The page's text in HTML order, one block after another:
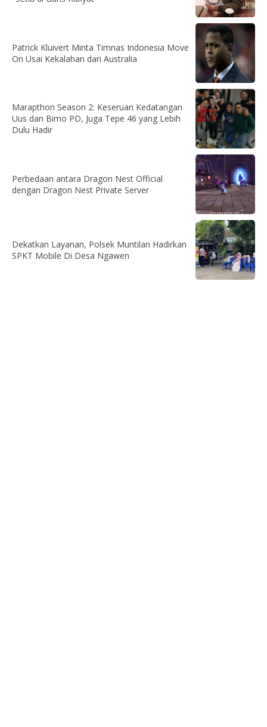
Patrick Kluivert Minta Timnas Indonesia Move
On Usai Kekalahan dari Australia
Marapthon Season 2: Keseruan Kedatangan
Uus dan Bimo PD, Juga Tepe 46 yang Lebih
Dulu Hadir
Perbedaan antara Dragon Nest Official
dengan Dragon Nest Private Server
Dekatkan Layanan, Polsek Muntilan Hadirkan
SPKT Mobile Di Desa Ngawen